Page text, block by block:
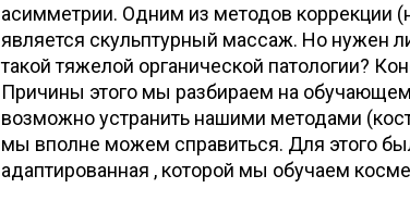
асимметрии. Одним из методов коррекции
является скульптурный массаж. Но нужен
такой тяжелой органической патологии?
Причины этого мы разбираем на
возможно устранить нашими методами
мы вполне можем справиться. Для этого
адаптированная , которой мы обучаем